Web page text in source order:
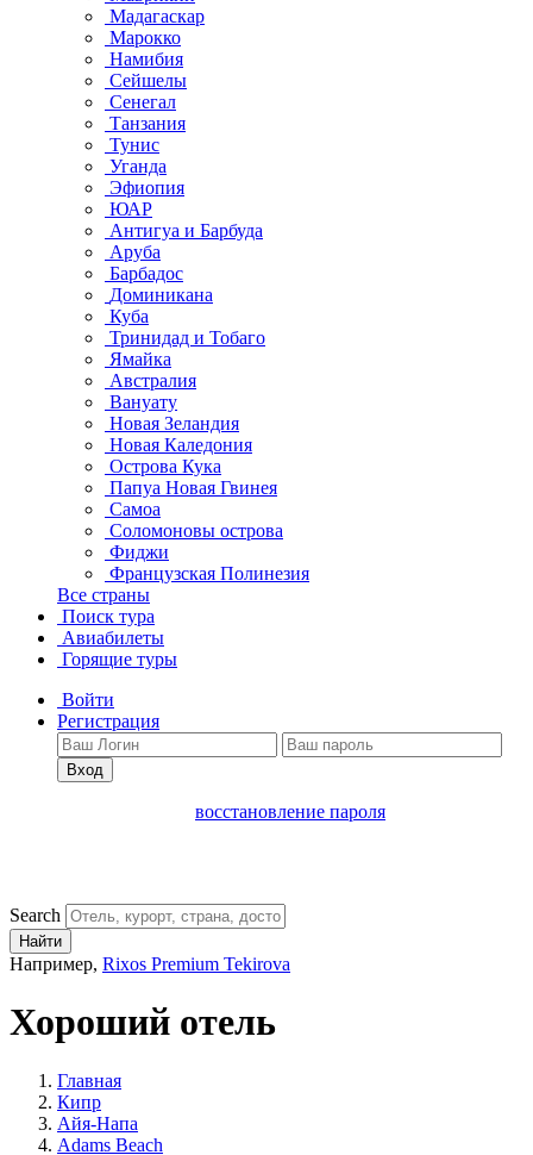
Мадагаскар
Марокко
Намибия
Сейшелы
Сенегал
Танзания
Тунис
Уганда
Эфиопия
ЮАР
Антигуа и Барбуда
Аруба
Барбадос
Доминикана
Куба
Тринидад и Тобаго
Ямайка
Австралия
Вануату
Новая Зеландия
Новая Каледония
Острова Кука
Папуа Новая Гвинея
Самоа
Соломоновы острова
Фиджи
Французская Полинезия
Все страны
Поиск тура
Авиабилеты
Горящие туры
Войти
Регистрация
Вход
восстановление пароля
Search
Найти
Например, Rixos Premium Tekirova
Хороший отель
Главная
Кипр
Айя-Напа
Adams Beach